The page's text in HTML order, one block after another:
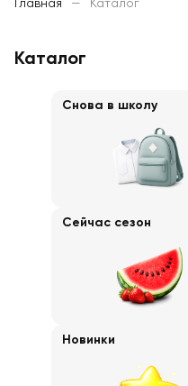
Каталог
Снова в школу
Сейчас сезон
Новинки